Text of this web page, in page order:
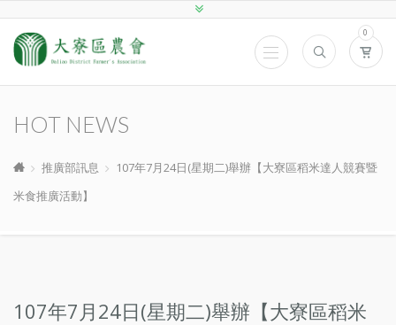
0
HOT NEWS
推廣部訊息
107年7月24日(星期二)舉辦【大寮區稻米達人競賽暨
米食推廣活動】
107年7月24日(星期二)舉辦【大寮區稻米